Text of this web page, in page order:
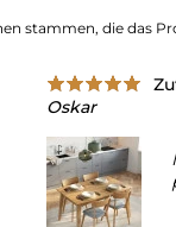
stammen, die das
Oskar